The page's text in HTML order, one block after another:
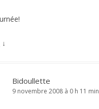
↓
Bidoullette
9 novembre 2008 à 0 h 11 min